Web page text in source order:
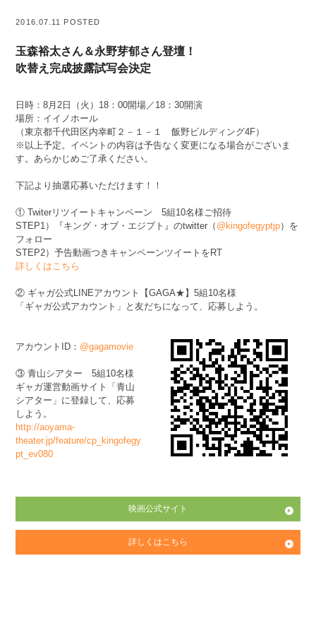
2016.07.11 POSTED
玉森裕太さん＆永野芽郁さん登壇！
吹替え完成披露試写会決定
日時：8月2日（火）18：00開場／18：30開演
場所：イイノホール
（東京都千代田区内幸町２－１－１ 飯野ビルディング4F）
※以上予定。イベントの内容は予告なく変更になる場合がございま
す。あらかじめご了承ください。
下記より抽選応募いただけます！！
① Twiterリツイートキャンペーン 5組10名様ご招待
STEP1）『キング・オブ・エジプト』のtwitter（ @kingofegyptjp）を
フォロー
STEP2）予告動画つきキャンペーンツイートをRT
詳しくはこちら
② ギャガ公式LINEアカウント【GAGA★】5組10名様
「ギャガ公式アカウント」と友だちになって、応募しよう。
アカウントID： @gagamovie
③ 青山シアター 5組10名様
ギャガ運営動画サイト「青山
シアター」に登録して、応募
しよう。
http://aoyama-
theater.jp/feature/cp_kingofegy
pt_ev080
映画公式サイト
詳しくはこちら